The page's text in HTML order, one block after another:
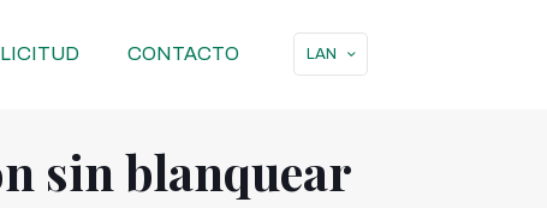
CONTACTO LAN
sin blanquear